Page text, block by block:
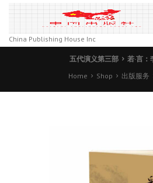
China Publishing House Inc
五代演义第三部
若·言
Home
Shop 出版服务